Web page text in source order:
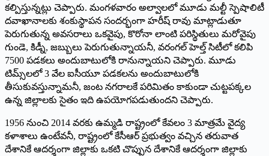
కల్పిస్తున్నట్లు చెప్పారు. మంగళవారం అల్వాలలో మూడు మల్టీ స్పెషాలిటీ
దవాఖానాలకు శంకుస్థాపన సందర్భంగా హరీష్‌ ‌రావు మాట్లాడుతూ
పెరుగుతున్న అవసరాలు ఒకవైపు, కొరోనా లాంటి పరిస్థితులు మరోవైపు
గుండె, కిడ్నీ, జబ్బులు పెరుగుతున్నాయనీ, వరంగల్‌ ‌హెల్త్ ‌సిటీలో కలిపి
7500 పడకలు అందుబాటులోకి రానున్నాయని చెప్పారు. మూడు
టిమ్స్‌లలో 3 వేల ఐసీయూ పడకలను అందుబాటులోకి
తీసుకువస్తున్నామనీ, జంట నగరాలకే పరిమితం కాకుండా చుట్టపక్కల
ఉన్న జిల్లాలకు సైతం ఇది ఉపయోగపడుతుందని చెప్పారు.
1956 నుంచి 2014 వరకు ఉమ్మడి రాష్ట్రంలో కేవలం 3 మాత్రమే వైద్య
కళాశాలు ఉంటేవనీ, రాష్ట్రంలో కేసీఆర్‌ ‌ప్రభుత్వం వచ్చిన తరువాత
దేశానికే ఆదర్శంగా జిల్లాకు ఒకటి చొప్పున దేశానికే ఆదర్శంగా జిల్లాకు